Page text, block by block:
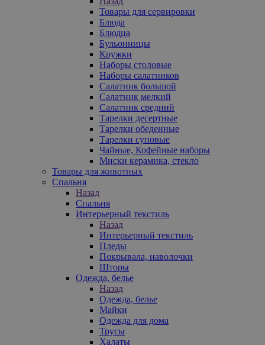
Товары для сервировки
Блюда
Блюдца
Бульонницы
Кружки
Наборы столовые
Наборы салатников
Салатник большой
Салатник мелкий
Салатник средний
Тарелки десертные
Тарелки обеденные
Тарелки суповые
Чайные, Кофейные наборы
Миски керамика, стекло
Товары для животных
Спальня
Назад
Спальня
Интерьерный текстиль
Назад
Интерьерный текстиль
Пледы
Покрывала, наволочки
Шторы
Одежда, белье
Назад
Одежда, белье
Майки
Одежда для дома
Трусы
Халаты